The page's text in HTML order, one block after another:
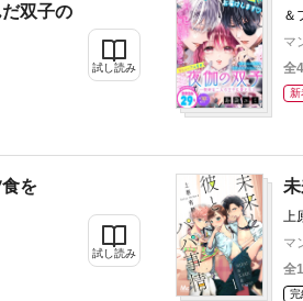
双子の
試し読み
＆
か
紗
コ
マ
全
新
を
試し読み
マ
全
完